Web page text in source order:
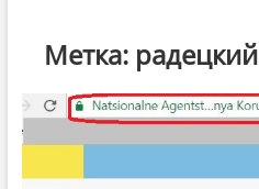
Метка: радецкий